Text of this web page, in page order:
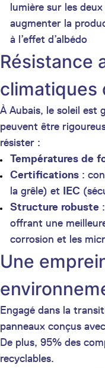
lumière sur les
augmenter la
à l’effet d’albédo
Résistance
climatiques
À Aubais, le soleil est
peuvent être
résister :
Températures de
Certifications :
la grêle) et IEC
Structure robuste
offrant une
corrosion et les
Une
Engagé dans la
panneaux conçus
De plus, 95% des
recyclables.